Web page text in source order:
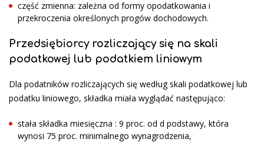
część zmienna: zależna od formy opodatkowania i
przekroczenia określonych progów dochodowych.
Przedsiębiorcy rozliczający się na skali
podatkowej lub podatkiem liniowym
Dla podatników rozliczających się według skali podatkowej lub
podatku liniowego, składka miała wyglądać następująco:
stała składka miesięczna : 9 proc. od d podstawy, która
wynosi 75 proc. minimalnego wynagrodzenia,